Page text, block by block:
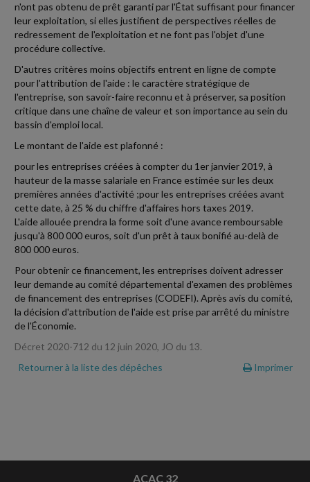
n'ont pas obtenu de prêt garanti par l'État suffisant pour financer
leur exploitation, si elles justifient de perspectives réelles de
redressement de l'exploitation et ne font pas l'objet d'une
procédure collective.
D'autres critères moins objectifs entrent en ligne de compte
pour l'attribution de l'aide : le caractère stratégique de
l'entreprise, son savoir-faire reconnu et à préserver, sa position
critique dans une chaîne de valeur et son importance au sein du
bassin d'emploi local.
Le montant de l'aide est plafonné :
pour les entreprises créées à compter du 1er janvier 2019, à
hauteur de la masse salariale en France estimée sur les deux
premières années d'activité ;pour les entreprises créées avant
cette date, à 25 % du chiffre d'affaires hors taxes 2019.
L'aide allouée prendra la forme soit d'une avance remboursable
jusqu'à 800 000 euros, soit d'un prêt à taux bonifié au-delà de
800 000 euros.
Pour obtenir ce financement, les entreprises doivent adresser
leur demande au comité départemental d'examen des problèmes
de financement des entreprises (CODEFI). Après avis du comité,
la décision d'attribution de l'aide est prise par arrêté du ministre
de l'Économie.
Décret 2020-712 du 12 juin 2020, JO du 13.
Retourner à la liste des dépêches
Imprimer
ACAC 32